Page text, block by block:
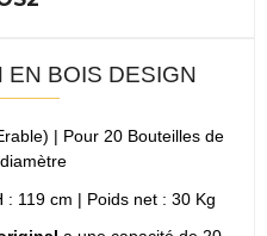
EN BOIS DESIGN
| Pour 20 Bouteilles de
119 cm | Poids net : 30 Kg